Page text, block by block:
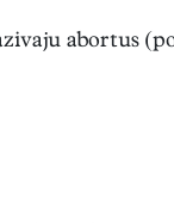
abortus